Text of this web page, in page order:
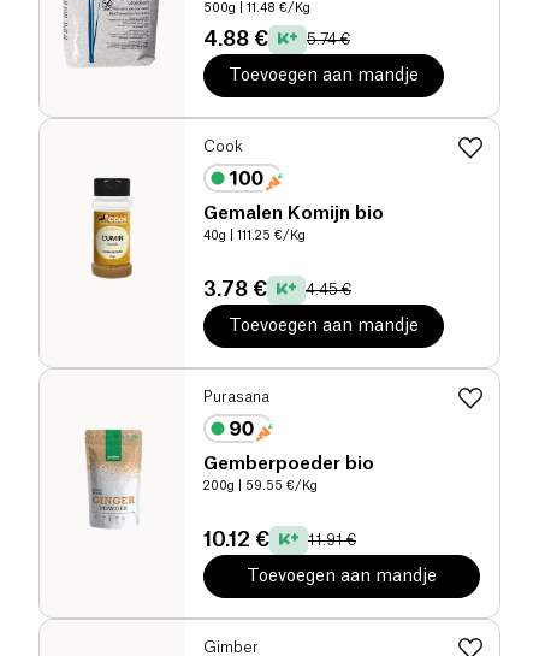
500g | 11.48 €/Kg
4.88 € 5.74 €
Toevoegen aan mandje
Cook
Gemalen Komijn bio
40g | 111.25 €/Kg
3.78 € 4.45 €
Toevoegen aan mandje
Purasana
Gemberpoeder bio
200g | 59.55 €/Kg
10.12 € 11.91 €
Toevoegen aan mandje
Gimber